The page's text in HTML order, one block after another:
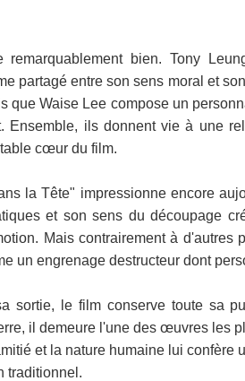
remarquablement bien. Tony
partagé entre son sens moral et
que Waise Lee compose un
Ensemble, ils donnent vie à une
cœur du film.
la Tête" impressionne encore
et son sens du découpage
Mais contrairement à d'autres
un engrenage destructeur dont
sortie, le film conserve toute sa
il demeure l'une des œuvres les
et la nature humaine lui confère
traditionnel.